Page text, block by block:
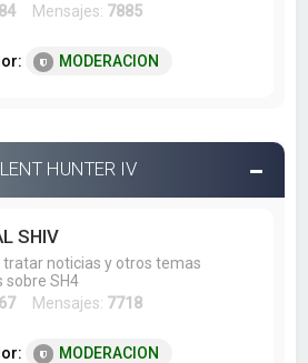
Mensajes: 7885
MODERACION
HUNTER IV
SHIV
tratar noticias y otros temas
sobre SH4
Mensajes: 7718
MODERACION